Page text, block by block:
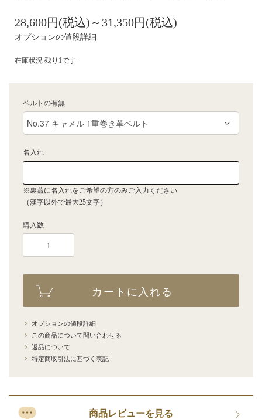
28,600円(税込)～31,350円(税込)
オプションの値段詳細
在庫状況 残り1です
ベルトの有無
名入れ
※裏蓋に名入れをご希望の方のみご入力ください
（漢字以外で最大25文字）
購入数
カートに入れる
オプションの値段詳細
この商品について問い合わせる
返品について
特定商取引法に基づく表記
商品レビューを見る